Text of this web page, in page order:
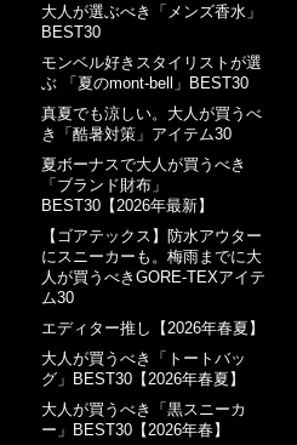
大人が選ぶべき「メンズ香水」
BEST30
モンベル好きスタイリストが選
ぶ 「夏のmont-bell」BEST30
真夏でも涼しい。大人が買うべ
き「酷暑対策」アイテム30
夏ボーナスで大人が買うべき
「ブランド財布」
BEST30【2026年最新】
【ゴアテックス】防水アウター
にスニーカーも。梅雨までに大
人が買うべきGORE-TEXアイテ
ム30
エディター推し【2026年春夏】
大人が買うべき「トートバッ
グ」BEST30【2026年春夏】
大人が買うべき「黒スニーカ
ー」BEST30【2026年春】